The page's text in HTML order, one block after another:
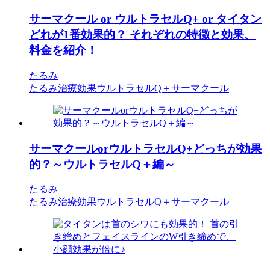
サーマクール or ウルトラセルQ+ or タイタン
どれが1番効果的？ それぞれの特徴と効果、
料金を紹介！
たるみ
たるみ治療効果ウルトラセルQ＋サーマクール
サーマクールorウルトラセルQ+どっちが効果
的？～ウルトラセルQ＋編～
たるみ
たるみ治療効果ウルトラセルQ＋サーマクール